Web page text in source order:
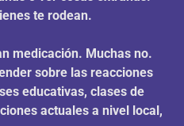
te rodean.
medicación. Muchas no.
sobre las reacciones
educativas, clases de
actuales a nivel local,